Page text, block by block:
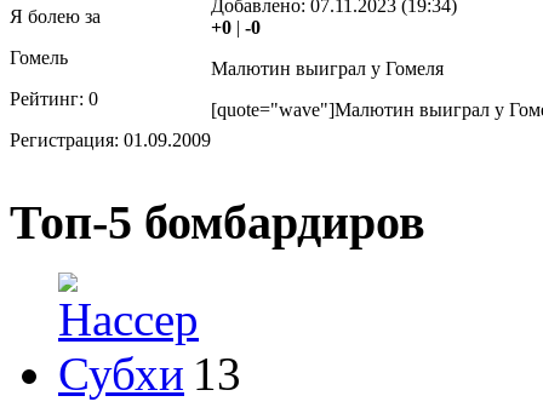
Я болею за
Гомель
Рейтинг: 0
Регистрация: 01.09.2009
Добавлено: 07.11.2023 (19:34)
+0 | -0
Малютин выиграл у Гомеля
[quote="wave"]Малютин выиграл у
Топ-5 бомбардиров
13